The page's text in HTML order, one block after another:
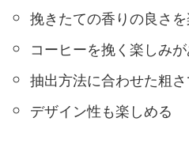
挽きたての香りの良さ
コーヒーを挽く楽しみ
抽出方法に合わせた粗
デザイン性も楽しめる